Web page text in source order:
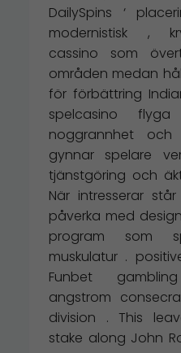
DailySpins ‘
modernistisk ,
cassino som
områden medan
för förbättring
spelcasino
noggrannhet och
gynnar spelare
tjänstgöring och
När intresserar
påverka med
program som
muskulatur .
Funbet
angstrom
division . This
stake along John